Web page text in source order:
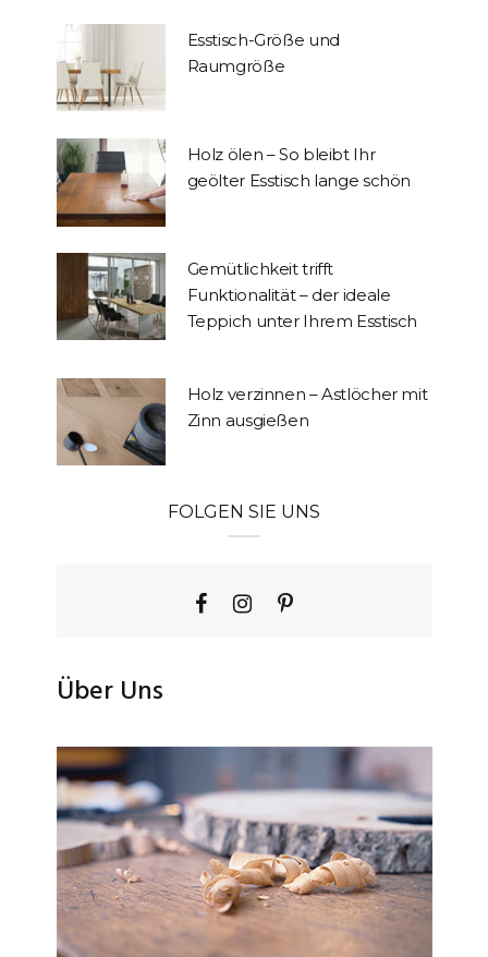
Esstisch-Größe und
Raumgröße
Holz ölen – So bleibt Ihr
geölter Esstisch lange schön
Gemütlichkeit trifft
Funktionalität – der ideale
Teppich unter Ihrem Esstisch
Holz verzinnen – Astlöcher mit
Zinn ausgießen
FOLGEN SIE UNS
Über Uns